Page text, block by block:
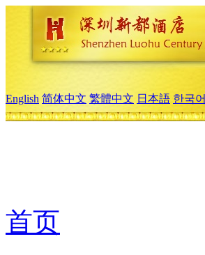
English 简体中文 繁體中文 日本語 한국어
首页